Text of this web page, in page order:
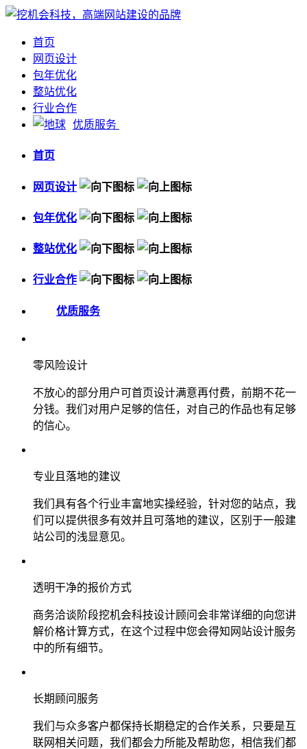
首页
网页设计
包年优化
整站优化
行业合作
优质服务
首页
网页设计
包年优化
整站优化
行业合作
优质服务
零风险设计
不放心的部分用户可首页设计满意再付费，前期不花一
分钱。我们对用户足够的信任，对自己的作品也有足够
的信心。
专业且落地的建议
我们具有各个行业丰富地实操经验，针对您的站点，我
们可以提供很多有效并且可落地的建议，区别于一般建
站公司的浅显意见。
透明干净的报价方式
商务洽谈阶段挖机会科技设计顾问会非常详细的向您讲
解价格计算方式，在这个过程中您会得知网站设计服务
中的所有细节。
长期顾问服务
我们与众多客户都保持长期稳定的合作关系，只要是互
联网相关问题，我们都会力所能及帮助您，相信我们都